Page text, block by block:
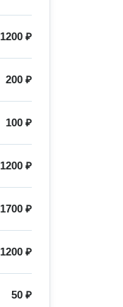
1200 ₽
200 ₽
100 ₽
1200 ₽
1700 ₽
1200 ₽
50 ₽